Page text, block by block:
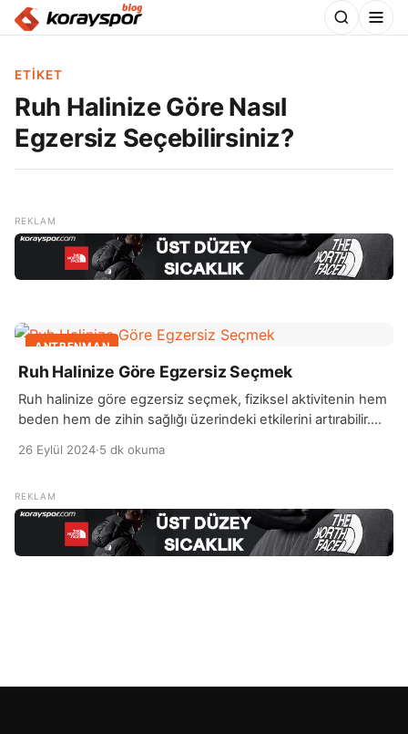
ETIKET
Ruh Halinize Göre Nasıl
Egzersiz Seçebilirsiniz?
ANTRENMAN
Ruh Halinize Göre Egzersiz Seçmek
Ruh halinize göre egzersiz seçmek, fiziksel aktivitenin hem
beden hem de zihin sağlığı üzerindeki etkilerini artırabilir.
bozukluklarıyla başa çıkmada etkili bir araçtır. Ancak, ruh
motivasyonunuzu artırır ve spor yapma isteğinizi
güçlendirir. Örneğin, enerjik ve mutlu hissediyorsanız, koşu
veya grup dersleri gibi daha […]
26 Eylül 2024·5 dk okuma